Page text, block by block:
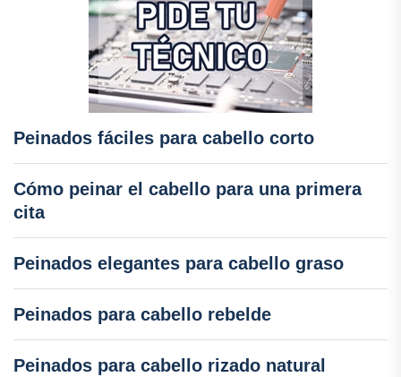
Peinados fáciles para cabello corto
Cómo peinar el cabello para una primera
cita
Peinados elegantes para cabello graso
Peinados para cabello rebelde
Peinados para cabello rizado natural